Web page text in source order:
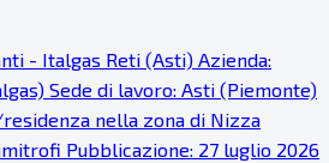
- Italgas Reti (Asti) Azienda:
Sede di lavoro: Asti (Piemonte)
nella zona di Nizza
Pubblicazione: 27 luglio 2026